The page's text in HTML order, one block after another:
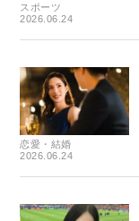
スポーツ
2026.06.24
恋愛・結婚
2026.06.24